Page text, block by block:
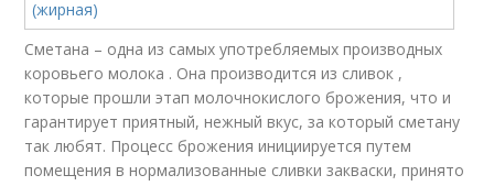
Сметана – одна из самых употребляемых производных
коровьего молока . Она производится из сливок ,
которые прошли этап молочнокислого брожения, что и
гарантирует приятный, нежный вкус, за который сметану
так любят. Процесс брожения инициируется путем
помещения в нормализованные сливки закваски, принято